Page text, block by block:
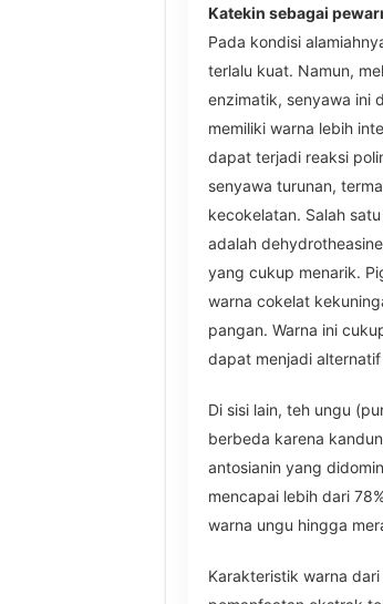
Katekin sebagai
Pada kondisi
terlalu kuat. Namun,
enzimatik, senyawa ini
memiliki warna lebih
dapat terjadi reaksi
senyawa turunan,
kecokelatan. Salah
adalah
yang cukup menarik.
warna cokelat
pangan. Warna ini
dapat menjadi
Di sisi lain, teh ungu
berbeda karena
antosianin yang
mencapai lebih dari
warna ungu hingga
Karakteristik warna